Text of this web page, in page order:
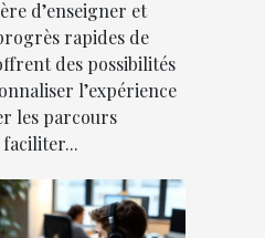
d’enseigner et
rapides de
des possibilités
l’expérience
les parcours
faciliter...